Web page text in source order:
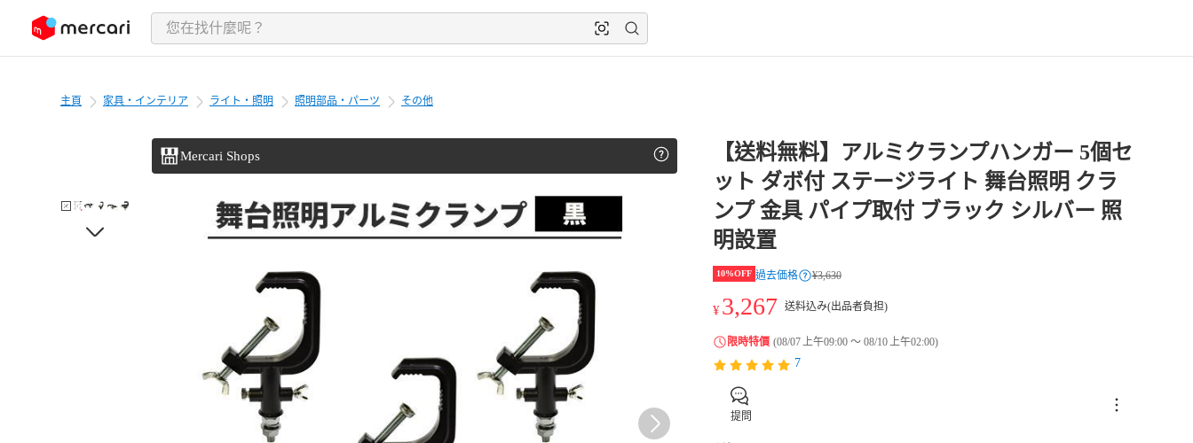
至內容
主頁 家具・インテリア ライト・照明 照明部品・パーツ その他
Mercari Shops
【送料無料】アルミクランプハンガー 5個セ
ット ダボ付 ステージライト 舞台照明 クラ
ンプ 金具 パイプ取付 ブラック シルバー 照
明設置
10%OFF 過去価格 ¥3,630
¥ 3,267 送料込み(出品者負担)
限時特價 (08/07 上午09:00 〜 08/10 上午02:00)
7
提問